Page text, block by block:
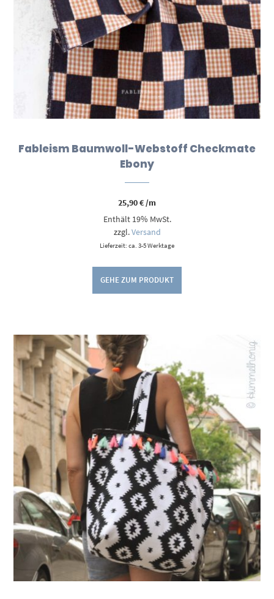
Fableism Baumwoll-Webstoff Checkmate
Ebony
25,90€/m
Enthält 19% MwSt.
zzgl.Versand
Lieferzeit: ca. 3-5 Werktage
GEHE ZUM PRODUKT